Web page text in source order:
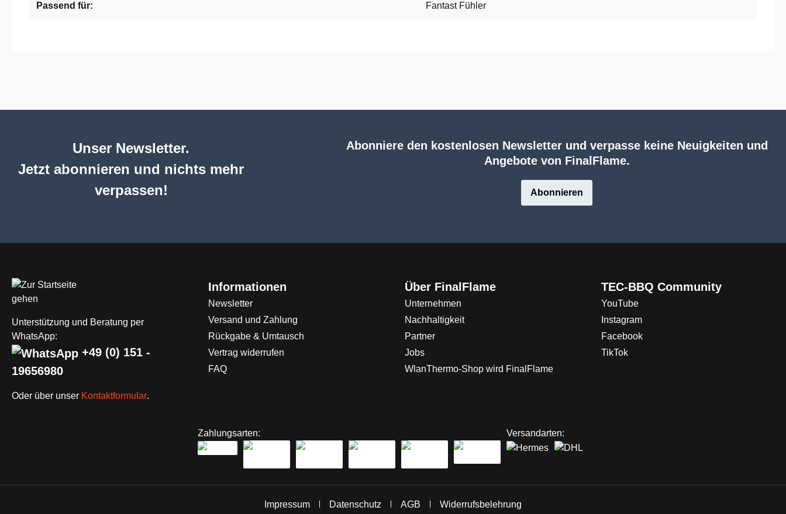
Passend für: Fantast Fühler
Unser Newsletter.
Jetzt abonnieren und nichts mehr
verpassen!
Abonniere den kostenlosen Newsletter und verpasse keine Neuigkeiten und
Angebote von FinalFlame.
Abonnieren
Unterstützung und Beratung per
WhatsApp:
+49 (0) 151 -
19656980
Oder über unser Kontaktformular.
Informationen
Newsletter
Versand und Zahlung
Rückgabe & Umtausch
Vertrag widerrufen
FAQ
Über FinalFlame
Unternehmen
Nachhaltigkeit
Partner
Jobs
WlanThermo-Shop wird FinalFlame
TEC-BBQ Community
YouTube
Instagram
Facebook
TikTok
Zahlungsarten: Versandarten:
Impressum Datenschutz AGB Widerrufsbelehrung